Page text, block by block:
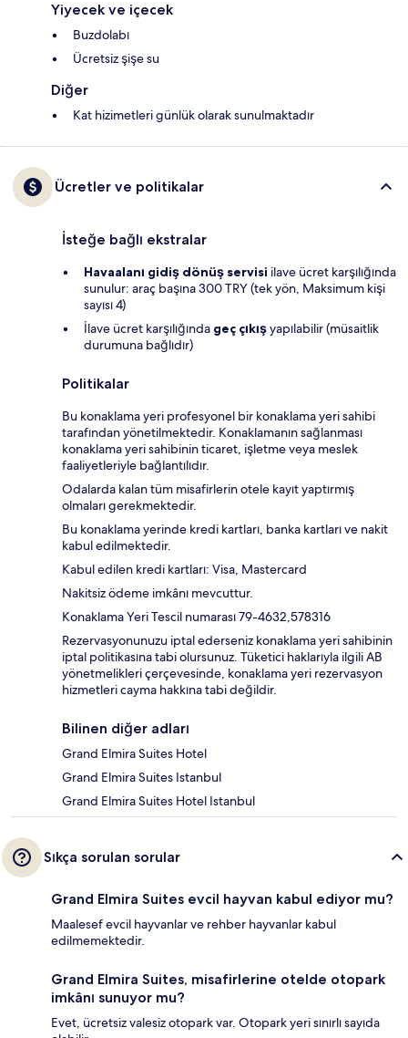
Yiyecek ve içecek
Buzdolabı
Ücretsiz şişe su
Diğer
Kat hizimetleri günlük olarak sunulmaktadır
Ücretler ve politikalar
İsteğe bağlı ekstralar
Havaalanı gidiş dönüş servisi ilave ücret karşılığında
sunulur: araç başına 300 TRY (tek yön, Maksimum kişi
sayısı 4)
İlave ücret karşılığında geç çıkışyapılabilir (müsaitlik
durumuna bağlıdır)
Politikalar
Bu konaklama yeri profesyonel bir konaklama yeri sahibi
tarafından yönetilmektedir. Konaklamanın sağlanması
konaklama yeri sahibinin ticaret, işletme veya meslek
faaliyetleriyle bağlantılıdır.
Odalarda kalan tüm misafirlerin otele kayıt yaptırmış
olmaları gerekmektedir.
Bu konaklama yerinde kredi kartları, banka kartları ve nakit
kabul edilmektedir.
Kabul edilen kredi kartları: Visa, Mastercard
Nakitsiz ödeme imkânı mevcuttur.
Konaklama Yeri Tescil numarası 79-4632,578316
Rezervasyonunuzu iptal ederseniz konaklama yeri sahibinin
iptal politikasına tabi olursunuz. Tüketici haklarıyla ilgili AB
yönetmelikleri çerçevesinde, konaklama yeri rezervasyon
hizmetleri cayma hakkına tabi değildir.
Bilinen diğer adları
Grand Elmira Suites Hotel
Grand Elmira Suites Istanbul
Grand Elmira Suites Hotel Istanbul
Sıkça sorulan sorular
Grand Elmira Suites evcil hayvan kabul ediyor mu?
Maalesef evcil hayvanlar ve rehber hayvanlar kabul
edilmemektedir.
Grand Elmira Suites, misafirlerine otelde otopark
imkânı sunuyor mu?
Evet, ücretsiz valesiz otopark var. Otopark yeri sınırlı sayıda